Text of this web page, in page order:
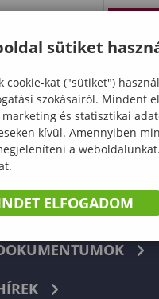
sütiket
cookie-kat ("sütiket")
szokásairól. Mindent
marketing és statisztikai
kívül. Amennyiben
a
ELFOGADOM